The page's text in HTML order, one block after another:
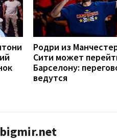
Родри из
Сити может
Барселону:
ведутся